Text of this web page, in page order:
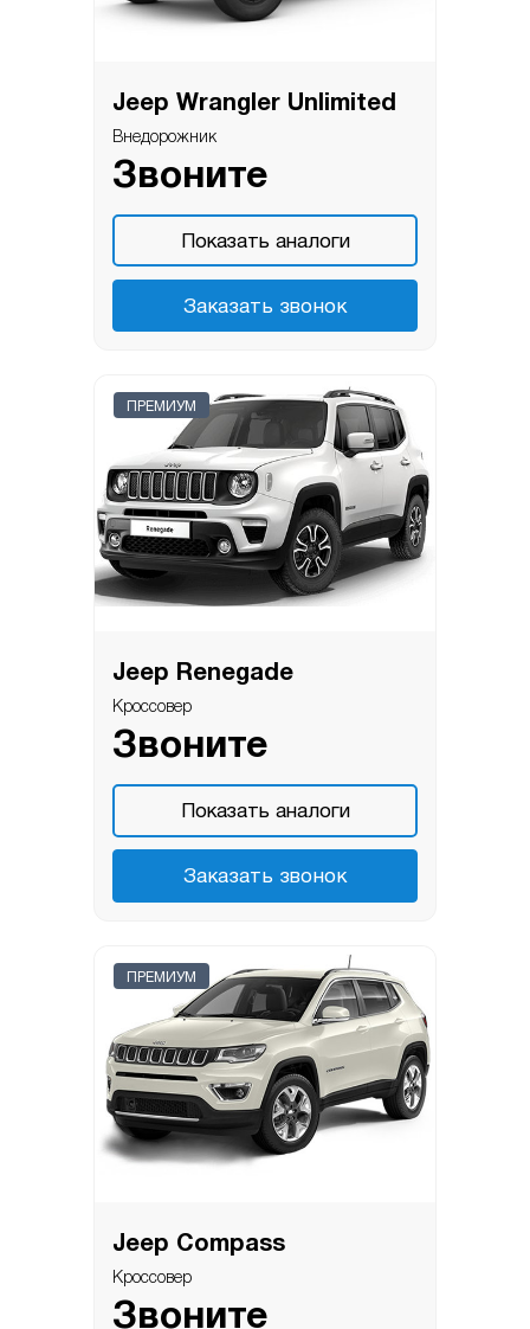
Jeep Wrangler Unlimited
Внедорожник
Звоните
Показать аналоги
Заказать звонок
ПРЕМИУМ
Jeep Renegade
Кроссовер
Звоните
Показать аналоги
Заказать звонок
ПРЕМИУМ
Jeep Compass
Кроссовер
Звоните